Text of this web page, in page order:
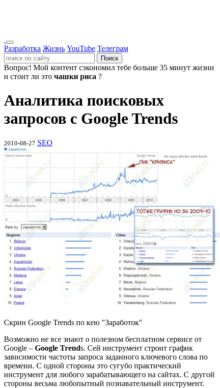
Разработка Жизнь YouTube Телеграм
Поиск
Вопрос! Мой контент сэкономил тебе больше 35 минут жизни
и стоит ли это чашки риса ?
Аналитика поисковых
запросов с Google Trends
2010-08-27 SEO
Скрин Google Trends по кею "Заработок"
Возможно не все знают о полезном бесплатном сервисе от
Google – Google Trends. Сей инструмент строит график
зависимости частоты запроса заданного ключевого слова по
времени. С одной стороны это сугубо практический
инструмент для любого зарабатывающего на сайтах. С другой
стороны весьма любопытный познавательный инструмент.